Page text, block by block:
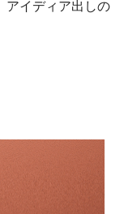
アイディア出しの